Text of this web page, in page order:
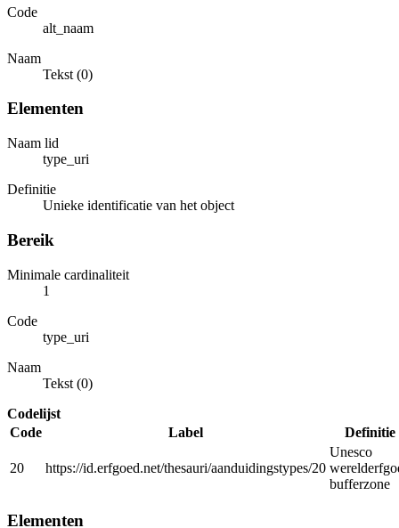
Code
alt_naam
Naam
Tekst (0)
Elementen
Naam lid
type_uri
Definitie
Unieke identificatie van het object
Bereik
Minimale cardinaliteit
1
Code
type_uri
Naam
Tekst (0)
Codelijst
Code
Label Definitie
20 https://id.erfgoed.net/thesauri/aanduidingstypes/20
Unesco
bufferzone
Elementen